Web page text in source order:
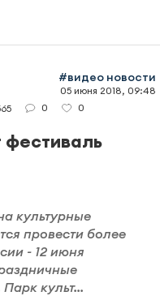
#видео новости
05 июня 2018, 09:48
0 0
фестиваль
культурные
провести более
- 12 июня
культ...